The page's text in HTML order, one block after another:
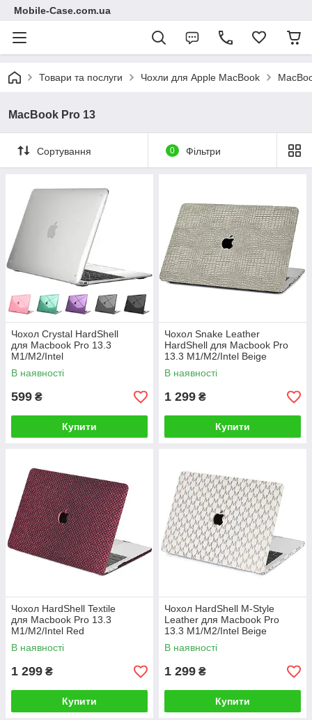
Mobile-Case.com.ua
Товари та послуги Чохли для Apple MacBook
MacBook Pro 13
Сортування 0 Фільтри
Чохол Crystal HardShell
для Macbook Pro 13.3
M1/M2/Intel
В наявності
599 ₴
Купити
Чохол Snake Leather
HardShell для Macbook Pro
13.3 M1/M2/Intel Beige
В наявності
1 299 ₴
Купити
Чохол HardShell Textile
для Macbook Pro 13.3
M1/M2/Intel Red
В наявності
1 299 ₴
Купити
Чохол HardShell M-Style
Leather для Macbook Pro
13.3 M1/M2/Intel Beige
В наявності
1 299 ₴
Купити